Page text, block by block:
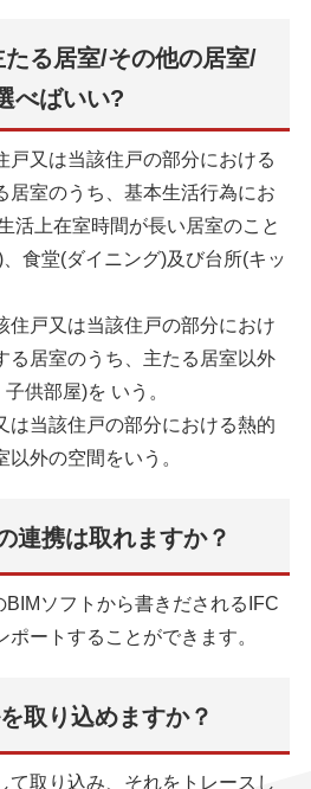
る居室/その他の居室/
べばいい?
戸又は当該住戸の部分における
居室のうち、基本生活行為にお
活上在室時間が長い居室のこと
食堂(ダイニング)及び台所(キッ
住戸又は当該住戸の部分におけ
る居室のうち、主たる居室以外
供部屋)を いう。
は当該住戸の部分における熱的
外の空間をいう。
連携は取れますか？
ソフトから書きだされるIFC
ートすることができます。
取り込めますか？
て取り込み、それをトレースし